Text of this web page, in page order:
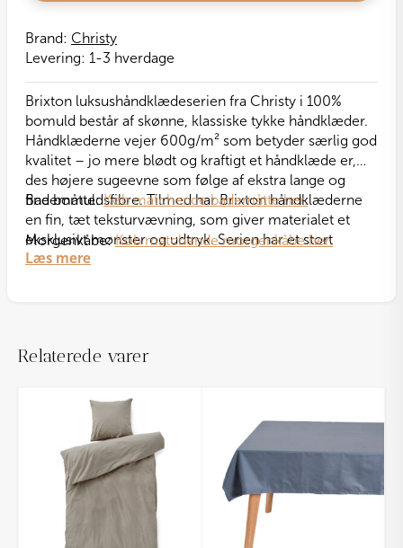
Brand: Christy
Levering: 1-3 hverdage
Brixton luksushåndklædeserien fra Christy i 100%
bomuld består af skønne, klassiske tykke håndklæder.
Håndklæderne vejer 600g/m² som betyder særlig god
kvalitet – jo mere blødt og kraftigt et håndklæde er,
des højere sugeevne som følge af ekstra lange og
fine bomuldsfibre. Tilmed har Brixton håndklæderne
en fin, tæt teksturvævning, som giver materialet et
eksklusivt mønster og udtryk. Serien har et stort
farveudvalg og findes i flere forskellige størrelser, så
Bademåtte:Køb matchende bademåtte her.
Morgenkåbe:Køb matchende morgenkåbe her.
Læs mere
Relaterede varer